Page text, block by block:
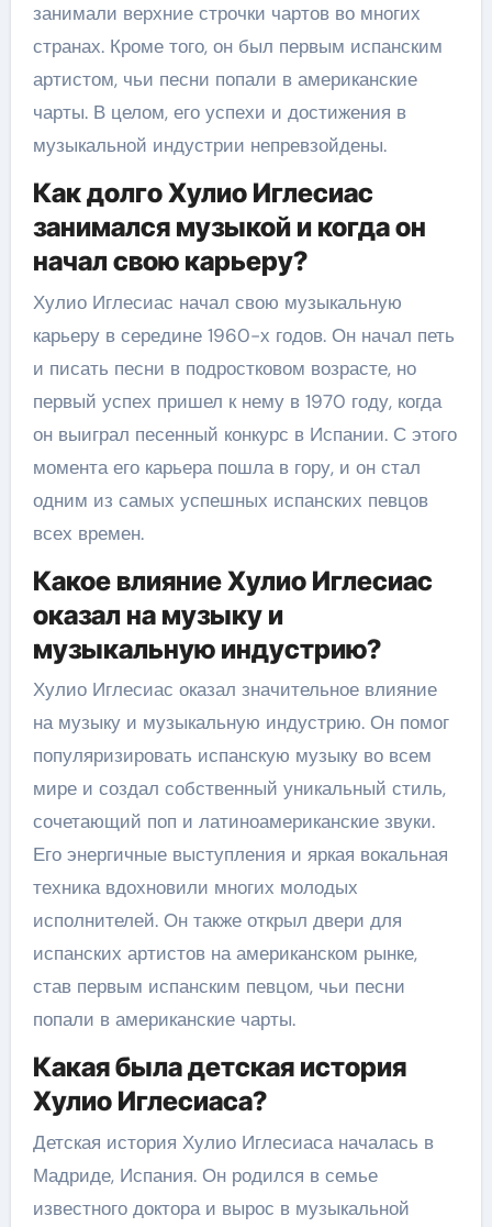
занимали верхние строчки чартов во многих
странах. Кроме того, он был первым испанским
артистом, чьи песни попали в американские
чарты. В целом, его успехи и достижения в
музыкальной индустрии непревзойдены.
Как долго Хулио Иглесиас
занимался музыкой и когда он
начал свою карьеру?
Хулио Иглесиас начал свою музыкальную
карьеру в середине 1960-х годов. Он начал петь
и писать песни в подростковом возрасте, но
первый успех пришел к нему в 1970 году, когда
он выиграл песенный конкурс в Испании. С этого
момента его карьера пошла в гору, и он стал
одним из самых успешных испанских певцов
всех времен.
Какое влияние Хулио Иглесиас
оказал на музыку и
музыкальную индустрию?
Хулио Иглесиас оказал значительное влияние
на музыку и музыкальную индустрию. Он помог
популяризировать испанскую музыку во всем
мире и создал собственный уникальный стиль,
сочетающий поп и латиноамериканские звуки.
Его энергичные выступления и яркая вокальная
техника вдохновили многих молодых
исполнителей. Он также открыл двери для
испанских артистов на американском рынке,
став первым испанским певцом, чьи песни
попали в американские чарты.
Какая была детская история
Хулио Иглесиаса?
Детская история Хулио Иглесиаса началась в
Мадриде, Испания. Он родился в семье
известного доктора и вырос в музыкальной